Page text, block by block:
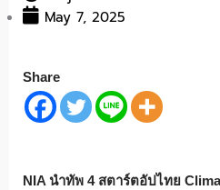
May 7, 2025
Share
NIA นำทัพ 4 สตาร์ตอัปไทย